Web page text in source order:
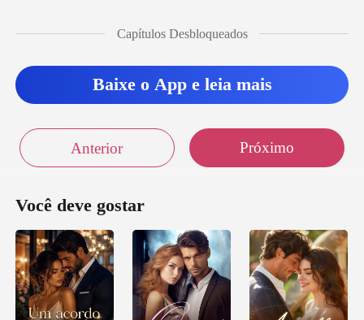
Capítulos Desbloqueados
Baixe o App e leia mais
Anterior Próximo
Você deve gostar